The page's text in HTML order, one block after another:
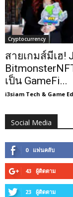
Cryptocurrency
สายเกมส์มีเฮ!
เป็น GameFi...
i3siam Tech & Game
Social Media
0 แฟนคลับ
43 ผู้ติดตาม
23 ผู้ติดตาม